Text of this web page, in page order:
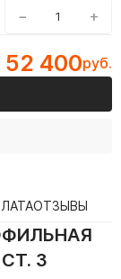
− +
52 400руб.
ОТЗЫВЫ
3